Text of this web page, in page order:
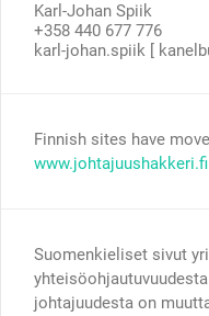
Karl-Johan Spiik
+358 440 677 776
karl-johan.spiik [
Finnish sites have
www.johtajuushakkeri.fi
Suomenkieliset sivut
johtajuudesta on